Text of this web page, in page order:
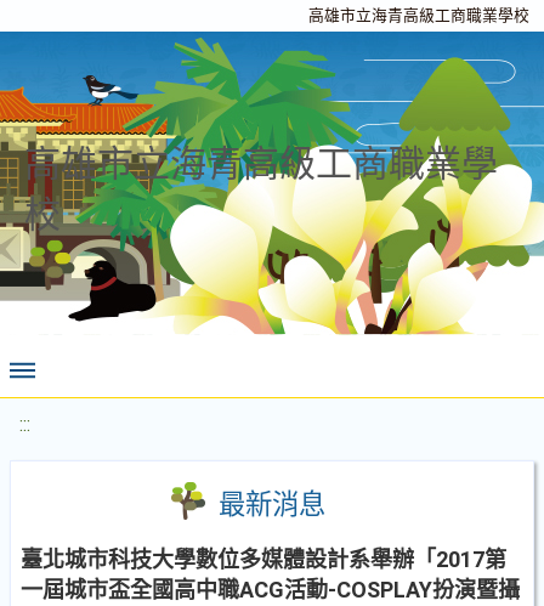
高雄市立海青高級工商職業學校
高雄市立海青高級工商職業學
校
:::
最新消息
臺北城市科技大學數位多媒體設計系舉辦「2017第
一屆城市盃全國高中職ACG活動-COSPLAY扮演暨攝